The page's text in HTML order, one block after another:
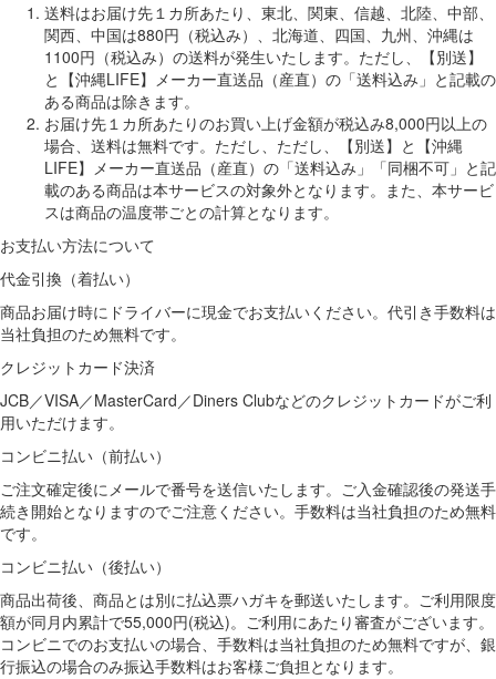
送料はお届け先１カ所あたり、東北、関東、信越、北陸、中部、
関西、中国は880円（税込み）、北海道、四国、九州、沖縄は
1100円（税込み）の送料が発生いたします。ただし、【別送】
と【沖縄LIFE】メーカー直送品（産直）の「送料込み」と記載の
ある商品は除きます。
お届け先１カ所あたりのお買い上げ金額が税込み8,000円以上の
場合、送料は無料です。ただし、ただし、【別送】と【沖縄
LIFE】メーカー直送品（産直）の「送料込み」「同梱不可」と記
載のある商品は本サービスの対象外となります。また、本サービ
スは商品の温度帯ごとの計算となります。
お支払い方法について
代金引換（着払い）
商品お届け時にドライバーに現金でお支払いください。代引き手数料は
当社負担のため無料です。
クレジットカード決済
JCB／VISA／MasterCard／Diners Clubなどのクレジットカードがご利
用いただけます。
コンビニ払い（前払い）
ご注文確定後にメールで番号を送信いたします。ご入金確認後の発送手
続き開始となりますのでご注意ください。手数料は当社負担のため無料
です。
コンビニ払い（後払い）
商品出荷後、商品とは別に払込票ハガキを郵送いたします。ご利用限度
額が同月内累計で55,000円(税込)。ご利用にあたり審査がございます。
コンビニでのお支払いの場合、手数料は当社負担のため無料ですが、銀
行振込の場合のみ振込手数料はお客様ご負担となります。